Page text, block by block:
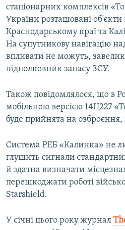
стаціонарних комплексів
України розташовані об'єкти
Краснодарському краї та
На супутникову навігацію
впливати не можуть,
підполковник запасу ЗСУ.
Також повідомлялося, що в
мобільною версією 14Ц227
буде прийнята на озброєння,
Система РЕБ «Калинка» не
глушить сигнали
й здатна визначати
перешкоджати роботі
Starshield.
У січні цього року журнал